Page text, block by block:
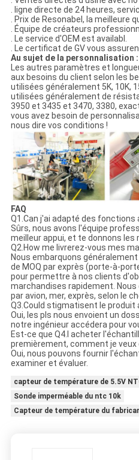
. ligne directe de 24 heures,
. Prix de Resonabel, la meilleure
. Équipe de créateurs
. Le service d'OEM est availabl.
. Le certificat de GV vous
Au sujet de la personnalisation :
Les autres paramètres et
aux besoins du client selon les
utilisées généralement 5K, 10K,
utilisées généralement de
3950 et 3435 et 3470, 3380,
vous avez besoin de
nous dire vos conditions !
FAQ
Q1.Can j'ai adapté des fonctions
Sûrs, nous avons l'équipe
meilleur appui, et te donnons les
Q2.How me livrerez-vous mes
Nous embarquons
de MOQ par exprès (porte-à-
pour permettre à nos clients
marchandises rapidement.
par avion, mer, exprès, selon le
Q3.Could stigmatisent le produit
Oui, les pls nous envoient un
notre ingénieur accédera pour
Est-ce que Q4.I acheter
premièrement, comment je veux
Oui, nous pouvons fournir
examiner et évaluer.
capteur de température de 5.5V
Sonde imperméable du ntc 10k
Capteur de température du